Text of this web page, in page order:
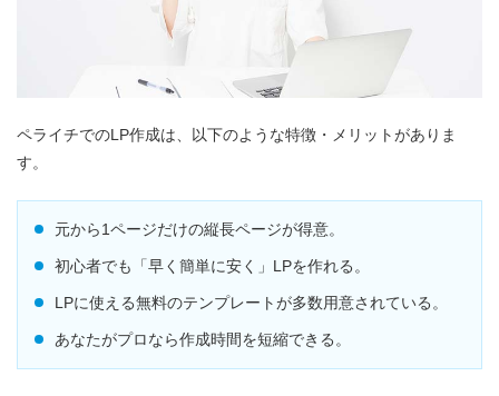
ペライチでのLP作成は、以下のような特徴・メリットがありま
す。
元から1ページだけの縦長ページが得意。
初心者でも「早く簡単に安く」LPを作れる。
LPに使える無料のテンプレートが多数用意されている。
あなたがプロなら作成時間を短縮できる。